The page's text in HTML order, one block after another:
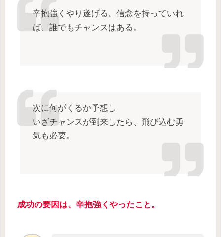
辛抱強くやり遂げる。信念を持っていれ
ば、誰でもチャンスはある。
次に何がくるか予想し
いざチャンスが到来したら、飛び込む勇
気も必要。
成功の要因は、辛抱強くやったこと。